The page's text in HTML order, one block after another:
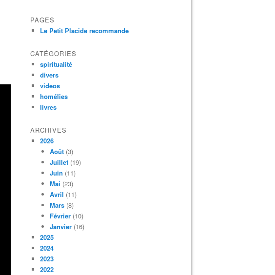
PAGES
Le Petit Placide recommande
CATÉGORIES
spiritualité
divers
videos
homélies
livres
ARCHIVES
2026
Août (3)
Juillet (19)
Juin (11)
Mai (23)
Avril (11)
Mars (8)
Février (10)
Janvier (16)
2025
2024
2023
2022